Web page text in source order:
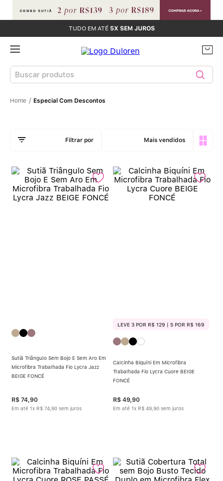
TUDO EM ATÉ 5X SEM JUROS
Buscar produtos
Especial Com Descontos
Mais vendidos
Sutiã Triângulo Sem Bojo E Sem Aro Em
Microfibra Trabalhada Fio Lycra Jazz
BEIGE FONCÉ
R$ 74,90
Em até 1x R$ 74 90 sem juros
LEVE 3 POR R$ 129 | 5 POR R$ 169
Calcinha Biquíni Em Microfibra
Trabalhada Fio Lycra Cuore BEIGE
FONCÉ
R$ 49,90
Em até 1x R$ 49 90 sem juros
TERMOS MAIS BUSCADOS
3º Sutiã Bojo
4º Conjunto